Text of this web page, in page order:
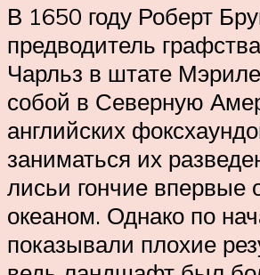
В 1650 году Роберт
предводитель
Чарльз в штате
собой в Северную
английских
заниматься их
лисьи гончие впервые
океаном. Однако по
показывали плохие